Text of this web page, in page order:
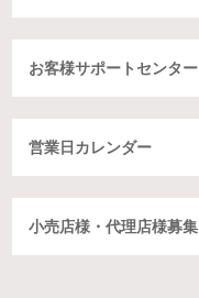
お客様サポートセンター
営業日カレンダー
小売店様・代理店様募集